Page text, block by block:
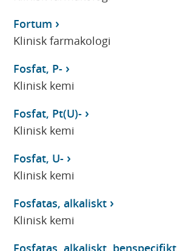
Fortum
Klinisk farmakologi
Fosfat, P-
Klinisk kemi
Fosfat, Pt(U)-
Klinisk kemi
Fosfat, U-
Klinisk kemi
Fosfatas, alkaliskt
Klinisk kemi
Fosfatas, alkaliskt, benspecifikt